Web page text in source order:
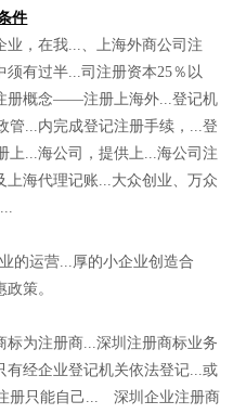
件
业，在我...、上海外商公司注
有过半...司注册资本25％以
册概念——注册上海外...登记机
管...内完成登记注册手续，...登
上...海公司，提供上...海公司注
海代理记账...大众创业、万众
运营...厚的小企业创造合
策。
为注册商...深圳注册商标业务
有经企业登记机关依法登记...或
册只能自己... 深圳企业注册商